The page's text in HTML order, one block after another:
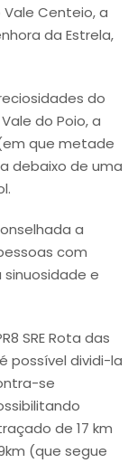
Vale Centeio, a
da Estrela,
do
do Poio, a
que metade
debaixo de uma
a
com
e
SRE Rota das
possível dividi-la
se
de 17 km
(que segue